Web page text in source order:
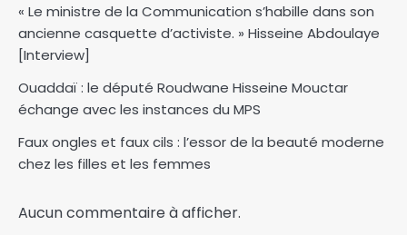
« Le ministre de la Communication s’habille dans son
ancienne casquette d’activiste. » Hisseine Abdoulaye
[Interview]
Ouaddaï : le député Roudwane Hisseine Mouctar
échange avec les instances du MPS
Faux ongles et faux cils : l’essor de la beauté moderne
chez les filles et les femmes
Aucun commentaire à afficher.